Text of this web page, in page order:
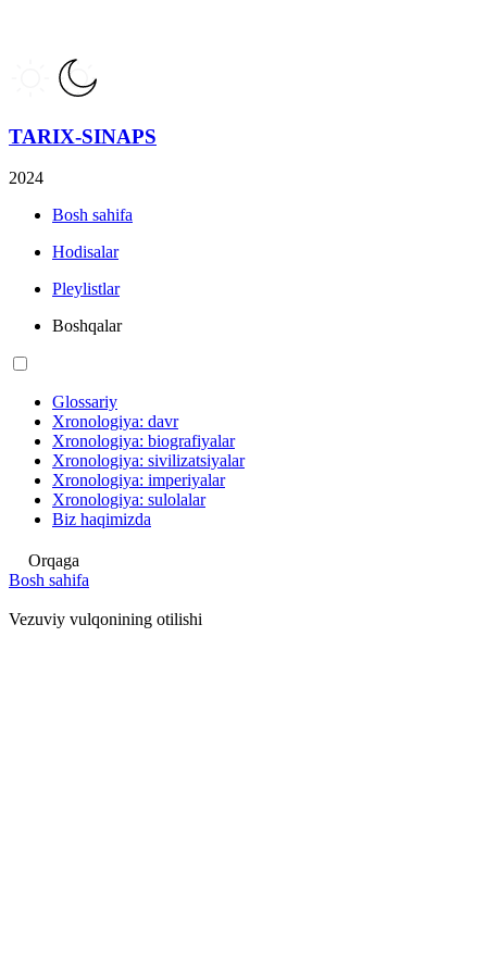
TARIX-SINAPS
2024
Bosh sahifa
Hodisalar
Pleylistlar
Boshqalar
Glossariy
Xronologiya: davr
Xronologiya: biografiyalar
Xronologiya: sivilizatsiyalar
Xronologiya: imperiyalar
Xronologiya: sulolalar
Biz haqimizda
Orqaga
Bosh sahifa
Vezuviy vulqonining otilishi